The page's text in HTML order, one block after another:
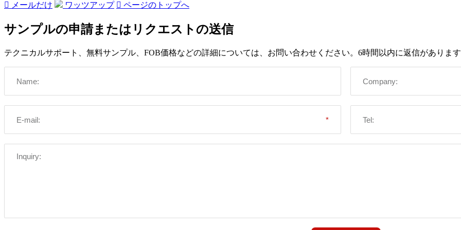
 メールだけ ワッツアップ  ページのトップへ
サンプルの申請またはリクエストの送信
テクニカルサポート、無料サンプル、FOB価格などの詳細については、お問い合わせください。6時間以内に返信がありま